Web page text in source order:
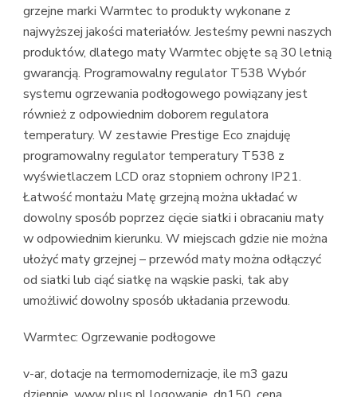
grzejne marki Warmtec to produkty wykonane z
najwyższej jakości materiałów. Jesteśmy pewni naszych
produktów, dlatego maty Warmtec objęte są 30 letnią
gwarancją. Programowalny regulator T538 Wybór
systemu ogrzewania podłogowego powiązany jest
również z odpowiednim doborem regulatora
temperatury. W zestawie Prestige Eco znajduję
programowalny regulator temperatury T538 z
wyświetlaczem LCD oraz stopniem ochrony IP21.
Łatwość montażu Matę grzejną można układać w
dowolny sposób poprzez cięcie siatki i obracaniu maty
w odpowiednim kierunku. W miejscach gdzie nie można
ułożyć maty grzejnej – przewód maty można odłączyć
od siatki lub ciąć siatkę na wąskie paski, tak aby
umożliwić dowolny sposób układania przewodu.
Warmtec: Ogrzewanie podłogowe
v-ar, dotacje na termomodernizacje, ile m3 gazu